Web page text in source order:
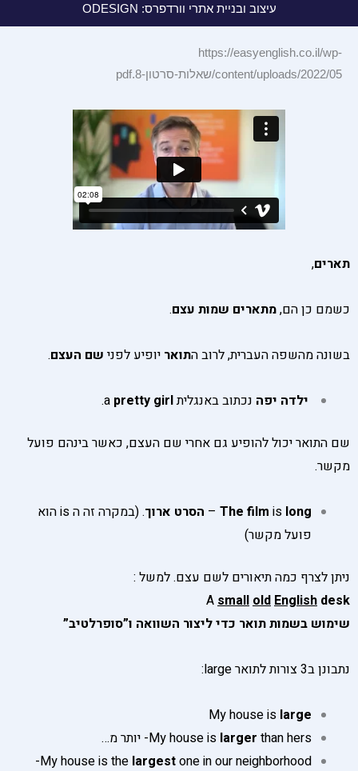
עיצוב ובניית אתרי וורדפרס: ODESIGN
https://easyenglish.co.il/wp-
content/uploads/2022/05/שאלות-סרטון-8.pdf
תארים,
כשמם כן הם,מתארים שמות עצם.
בשונה מהשפה העברית, לרוב התואר יופיע לפני שם העצם.
ילדה יפה נכתוב באנגלית a pretty girl
.
שם התואר יכול להופיע גם אחרי שם העצם, כאשר בינהם פועל
מקשר.
The film is long
– הסרט ארוך
. (במקרה זה ה is הוא
פועל מקשר)
ניתן לצרף כמה תיאורים לשם עצם. למשל :
A small old English desk
שימוש בשמות תואר כדי ליצור השוואה ו”סופרלטיב”
נתבונן ב3 צורות לתואר large:
My house is large
My house is larger than hers- יותר מ…
My house is the largest
one in our neighborhood-